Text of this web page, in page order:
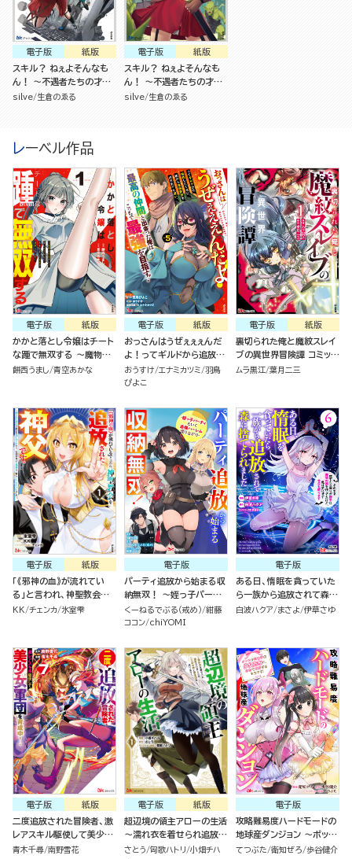
紙版
電子版
スキル？ ねぇよそんなも
ん！ ～不遇者たちの才能
開花～ （2）
silve 生倉のゑる
紙版
電子版
スキル？ ねぇよそんなも
ん！ ～不遇者たちの才能
開花～
silve 生倉のゑる
レーベル作品
紙版
電子版
かかと落とし令嬢はチート
な踵で無双する ～魔物を
即死させて楽しんでいた
餅西うまし 青空あかな
紙版
電子版
おっさんはうぜぇぇぇんだ
よ！ってギルドから追放し
たくせに、後から復帰要請
を出されても遅い。最高の
で最強を目指す！ （5）
おうすけ エナミカツミ 羽鳥
ぴよこ
紙版
電子版
裏切られた俺と魔紋スレイ
ブの異世界冒険譚 コミック
版（1）
ムラ黒江 葉月二三
紙版
電子版
「《邪神の血》が流れてい
る」と言われ、神聖教会を
追放された神父です。 ～理
様も一緒についてきちゃい
ました～ コミック版（1）
KK チェンカ 氷室雫
電子版
パーティ追放から始まる収
納無双！ ～姪っ子パーテ
ィといく最強ハーレム成り
上がり～ コミック版（分冊
くーねるでぶる（戒め） 紺藤
ココン chiYOMI
電子版
ある日、惰眠を貪っていた
ら一族から追放されて森に
捨てられました そのまま
気にせず今日も眠ります
コミック版（6）
白波ハクア まさよ 伊草さゆ
紙版
電子版
二度追放された冒険者、激
レアスキル駆使して美少女
軍団を育成中！ コミック版
青木千尋 南野雪花
紙版
電子版
超辺境の領主アローの生活
～濡れ衣を着せられ追放さ
れましたが、二人の女神と
さとう 匈歌ハトリ 小畑チハ
電子版
攻略難易度ハードモードの
地球産ダンジョン ～ボッチ
が異世界の少女たちと、余
てつぶた 衛知ぜろ 歩谷健介